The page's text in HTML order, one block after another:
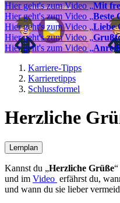
Hier geht's zum Video „Mit
Hier geht's zum Video „Beste
Hier geht's zum Video „Liebe
Hier geht's zum Video „
Hier geht's zum Video „
Karriere-Tipps
Karrieretipps
Schlussformel
Herzliche
Lernplan
Kannst du „Herzliche Grüße
und im Video erfährst du,
und wann du sie lieber